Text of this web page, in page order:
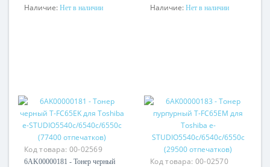
Наличие: Нет в наличии Наличие: Нет в наличии
Код товара: 00-02569
6AK00000181 - Тонер черный
Код товара: 00-02570